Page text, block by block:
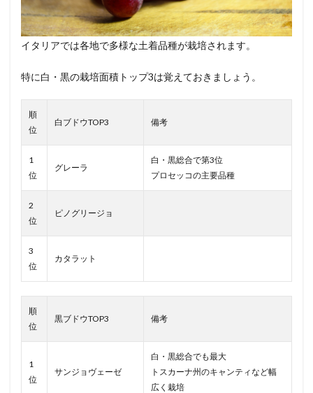
イタリアでは各地で多様な土着品種が栽培されます。
特に白・黒の栽培面積トップ3は覚えておきましょう。
順
位
白ブドウTOP3 備考
1
位
グレーラ
白・黒総合で第3位
プロセッコの主要品種
2
位
ピノグリージョ
3
位
カタラット
順
位
黒ブドウTOP3 備考
1
位
サンジョヴェーゼ
白・黒総合でも最大
トスカーナ州のキャンティなど幅
広く栽培